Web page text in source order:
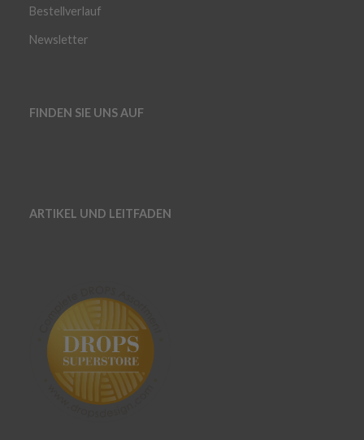
Bestellverlauf
Newsletter
FINDEN SIE UNS AUF
ARTIKEL UND LEITFADEN